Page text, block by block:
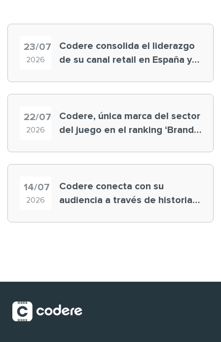
23/07
2026
Codere consolida el liderazgo
de su canal retail en España y
22/07
2026
Codere, única marca del sector
del juego en el ranking ‘Brand
14/07
2026
Codere conecta con su
audiencia a través de historias